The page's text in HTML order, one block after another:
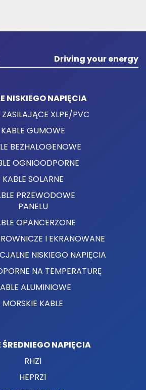
Driving your energy
NISKIEGO NAPIĘCIA
ZASILAJĄCE XLPE/PVC
KABLE GUMOWE
BEZHALOGENOWE
OGNIOODPORNE
KABLE SOLARNE
PRZEWODOWE
PANELU
OPANCERZONE
I EKRANOWANE
NISKIEGO NAPIĘCIA
NA TEMPERATURĘ
ALUMINIOWE
MORSKIE KABLE
ŚREDNIEGO NAPIĘCIA
RHZ1
HEPRZ1